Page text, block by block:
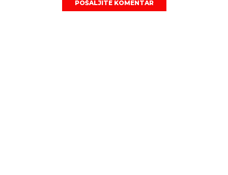
POŠALJITE KOMENTAR